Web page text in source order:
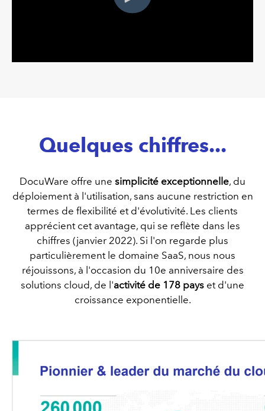
Quelques chiffres...
DocuWare offre une simplicité exceptionnelle, du
déploiement à l'utilisation, sans aucune restriction en
termes de flexibilité et d'évolutivité. Les clients
apprécient cet avantage, qui se reflète dans les
chiffres (janvier 2022). Si l'on regarde plus
particulièrement le domaine SaaS, nous nous
réjouissons, à l'occasion du 10e anniversaire des
solutions cloud, de l'activité de 178 pays et d'une
croissance exponentielle.